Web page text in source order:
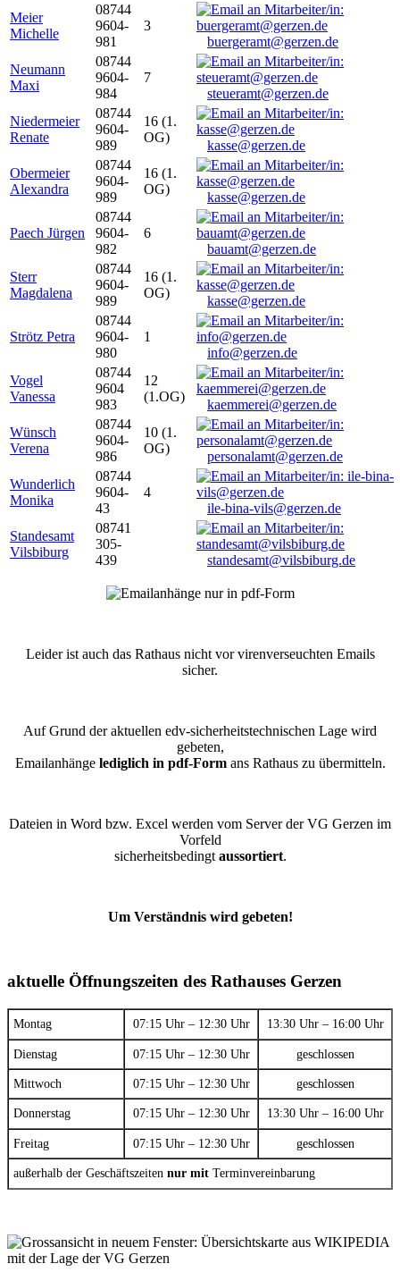
Meier
Michelle
08744
9604-
981
3
buergeramt@gerzen.de
Neumann
Maxi
08744
9604-
984
7
steueramt@gerzen.de
Niedermeier
Renate
08744
9604-
989
16 (1.
OG)
kasse@gerzen.de
Obermeier
Alexandra
08744
9604-
989
16 (1.
OG)
kasse@gerzen.de
Paech Jürgen
08744
9604-
982
6
bauamt@gerzen.de
Sterr
Magdalena
08744
9604-
989
16 (1.
OG)
kasse@gerzen.de
Strötz Petra
08744
9604-
980
1
info@gerzen.de
Vogel
Vanessa
08744
9604
983
12
(1.OG)
kaemmerei@gerzen.de
Wünsch
Verena
08744
9604-
986
10 (1.
OG)
personalamt@gerzen.de
Wunderlich
Monika
08744
9604-
43
4
ile-bina-vils@gerzen.de
Standesamt
Vilsbiburg
08741
305-
439
standesamt@vilsbiburg.de
Leider ist auch das Rathaus nicht vor virenverseuchten Emails
sicher.
Auf Grund der aktuellen edv-sicherheitstechnischen Lage wird
gebeten,
Emailanhänge lediglich in pdf-Formans Rathaus zu übermitteln.
Dateien in Word bzw. Excel werden vom Server der VG Gerzen im
Vorfeld
sicherheitsbedingt aussortiert.
Um Verständnis wird gebeten!
aktuelle Öffnungszeiten des Rathauses Gerzen
Montag 07:15 Uhr – 12:30 Uhr 13:30 Uhr – 16:00 Uhr
Dienstag 07:15 Uhr – 12:30 Uhr geschlossen
Mittwoch 07:15 Uhr – 12:30 Uhr geschlossen
Donnerstag 07:15 Uhr – 12:30 Uhr 13:30 Uhr – 16:00 Uhr
Freitag 07:15 Uhr – 12:30 Uhr geschlossen
außerhalb der Geschäftszeiten nur mit Terminvereinbarung